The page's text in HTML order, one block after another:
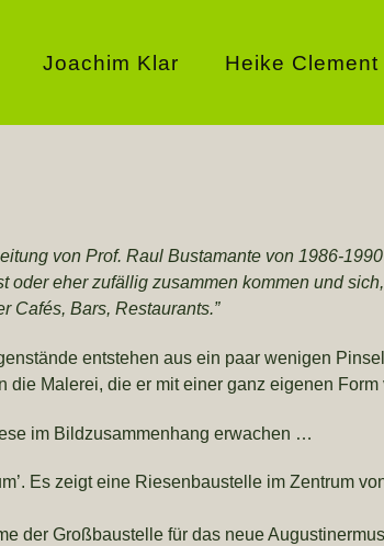
Joachim Klar Heike Clement
von Prof. Raul Bustamante von 1986-
eher zufällig zusammen kommen und
Cafés, Bars, Restaurants.”
entstehen aus ein paar wenigen
Malerei, die er mit einer ganz eigenen Form
im Bildzusammenhang erwachen …
Es zeigt eine Riesenbaustelle im Zentrum
der Großbaustelle für das neue